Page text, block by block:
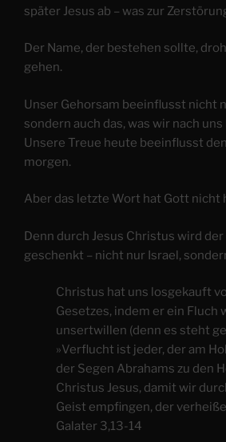
später Jesus ab – was zur
Der Name, der bestehen sollte,
gehen.
Unser Gehorsam beeinflusst nicht
sondern auch das, was wir nach
Unsere Treue heute beeinflusst
morgen.
Aber das letzte Wort hat Gott nicht
Denn durch Jesus Christus wird der
geschenkt – nicht nur Israel,
Christus hat uns losgekauft
Gesetzes, indem er ein Fluch
unsertwillen (denn es steht
»Verflucht ist jeder, der am
der Segen Abrahams zu den
Christus Jesus, damit wir
Geist empfingen, der
Galater 3,13-14